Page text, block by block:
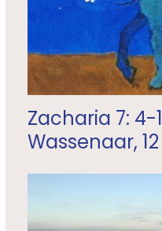
Zacharia 7: 4-
Wassenaar,